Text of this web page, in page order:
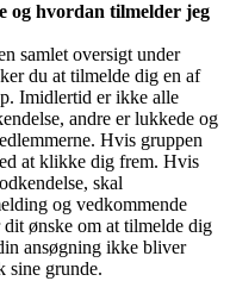
og hvordan tilmelder jeg
samlet oversigt under
du at tilmelde dig en af
Imidlertid er ikke alle
andre er lukkede og
Hvis gruppen
at klikke dig frem. Hvis
skal
og vedkommende
dit ønske om at tilmelde dig
ansøgning ikke bliver
sine grunde.